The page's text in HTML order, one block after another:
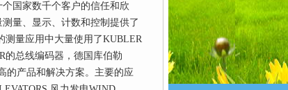
国家数千个客户的信任和欣
量、显示、计数和控制提供了
测量应用中大量使用了KUBLER
的总线编码器，德国库伯勒
的产品和解决方案。主要的应